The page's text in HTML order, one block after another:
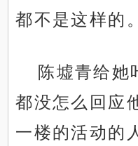
都不是这样的
陈墟青给她
都没怎么回应
一楼的活动的